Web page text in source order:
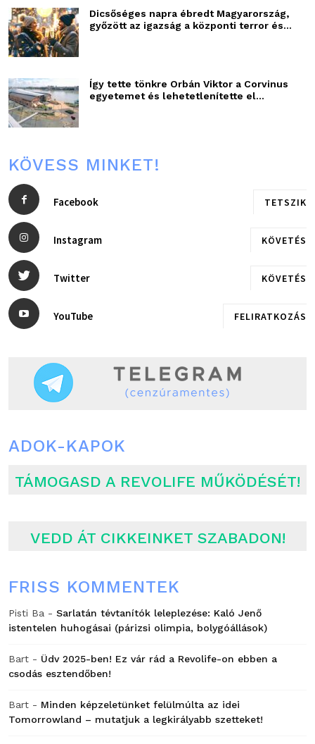
Dicsőséges napra ébredt Magyarország,
győzött az igazság a központi terror és...
Így tette tönkre Orbán Viktor a Corvinus
egyetemet és lehetetlenítette el...
KÖVESS MINKET!
Facebook TETSZIK
Instagram KÖVETÉS
Twitter KÖVETÉS
YouTube FELIRATKOZÁS
ADOK-KAPOK
TÁMOGASD A REVOLIFE MŰKÖDÉSÉT!
VEDD ÁT CIKKEINKET SZABADON!
FRISS KOMMENTEK
Pisti Ba - Sarlatán tévtanítók leleplezése: Kaló Jenő
istentelen huhogásai (párizsi olimpia, bolygóállások)
Bart - Üdv 2025-ben! Ez vár rád a Revolife-on ebben a
csodás esztendőben!
Bart - Minden képzeletünket felülmúlta az idei
Tomorrowland – mutatjuk a legkirályabb szetteket!